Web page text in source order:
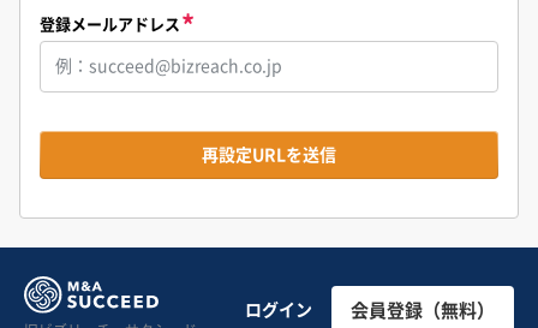
登録メールアドレス
再設定URLを送信
ログイン 会員登録（無料）